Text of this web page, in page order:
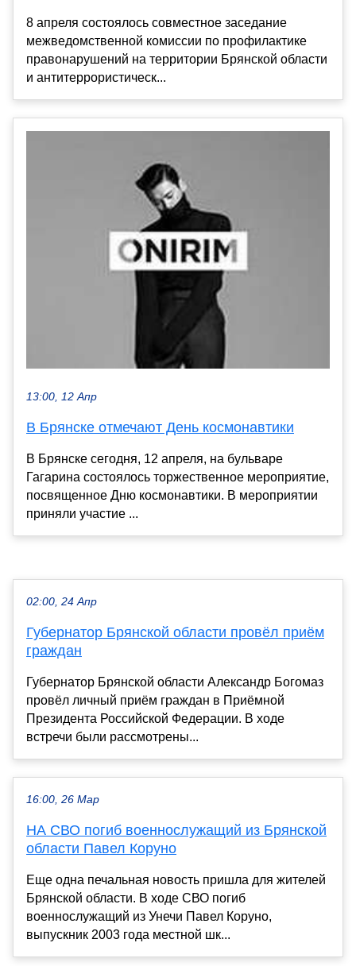
8 апреля состоялось совместное заседание
межведомственной комиссии по профилактике
правонарушений на территории Брянской области
и антитеррористическ...
13:00, 12 Апр
В Брянске отмечают День космонавтики
В Брянске сегодня, 12 апреля, на бульваре
Гагарина состоялось торжественное мероприятие,
посвященное Дню космонавтики. В мероприятии
приняли участие ...
02:00, 24 Апр
Губернатор Брянской области провёл приём
граждан
Губернатор Брянской области Александр Богомаз
провёл личный приём граждан в Приёмной
Президента Российской Федерации. В ходе
встречи были рассмотрены...
16:00, 26 Мар
НА СВО погиб военнослужащий из Брянской
области Павел Коруно
Еще одна печальная новость пришла для жителей
Брянской области. В ходе СВО погиб
военнослужащий из Унечи Павел Коруно,
выпускник 2003 года местной шк...